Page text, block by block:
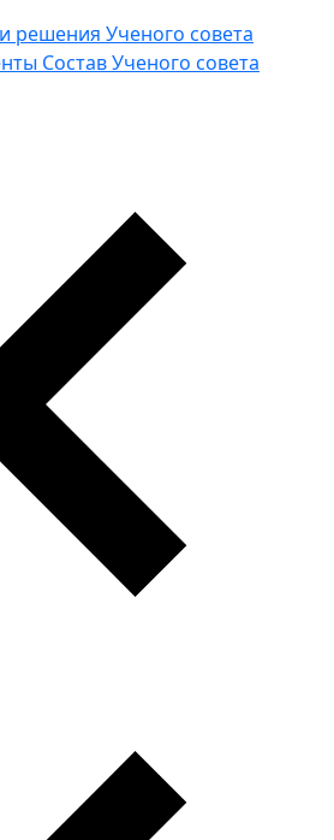
решения Ученого совета
Состав Ученого совета